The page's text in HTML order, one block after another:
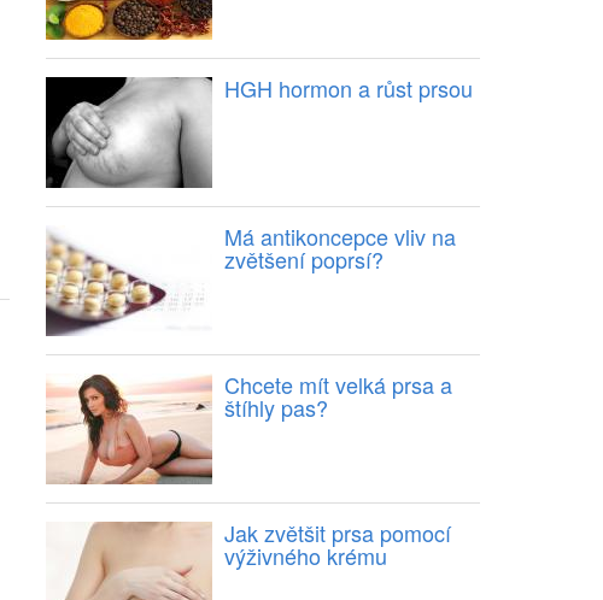
HGH hormon a růst prsou
Má antikoncepce vliv na
zvětšení poprsí?
Chcete mít velká prsa a
štíhly pas?
Jak zvětšit prsa pomocí
výživného krému